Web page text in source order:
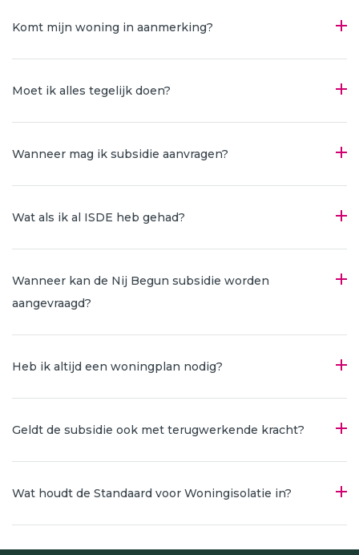
Komt mijn woning in aanmerking?
Moet ik alles tegelijk doen?
Wanneer mag ik subsidie aanvragen?
Wat als ik al ISDE heb gehad?
Wanneer kan de Nij Begun subsidie worden
aangevraagd?
Heb ik altijd een woningplan nodig?
Geldt de subsidie ook met terugwerkende kracht?
Wat houdt de Standaard voor Woningisolatie in?